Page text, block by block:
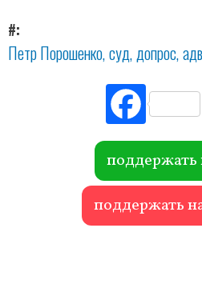
#
Петр Порошенко суд допрос
Fac
ebo
ok
поддержать
поддержать